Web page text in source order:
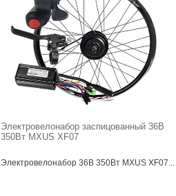
Электровелонабор заспицованный 36В
350Вт MXUS XF07
Электровелонабор 36В 350Вт MXUS XF07...